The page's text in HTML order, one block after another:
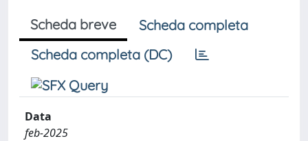
Scheda breve
Scheda completa
Scheda completa (DC)
Data
feb-2025